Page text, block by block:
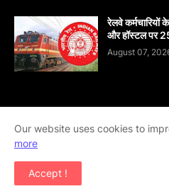
रेलवे कर्मचारियों
और हॉस्टल पर
August 07,
Home About
Our website uses cookies to
more
Accept !